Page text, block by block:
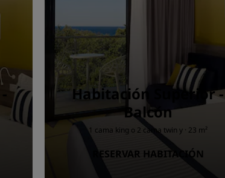
Habitación Superior -
Balcón
1 cama king o 2 cama twin y · 23 m²
RESERVAR HABITACIÓN